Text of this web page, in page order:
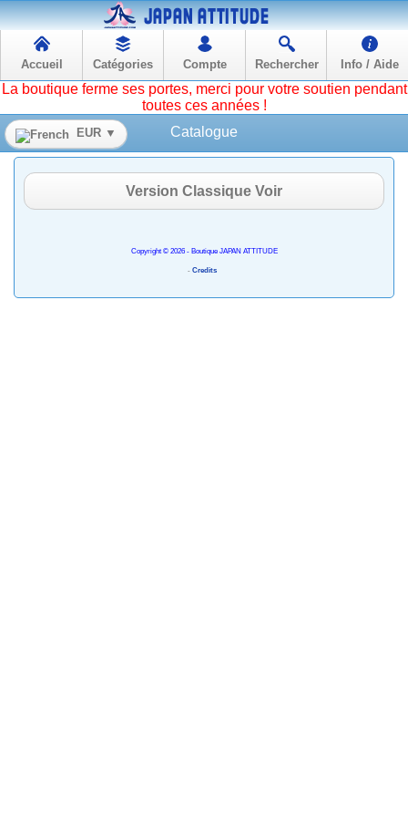
Accueil Catégories Compte Rechercher Info / Aide
La boutique ferme ses portes, merci pour votre soutien pendant
toutes ces années !
EUR ▼ Catalogue
Version Classique Voir
Copyright © 2026 - Boutique JAPAN ATTITUDE
- Credits